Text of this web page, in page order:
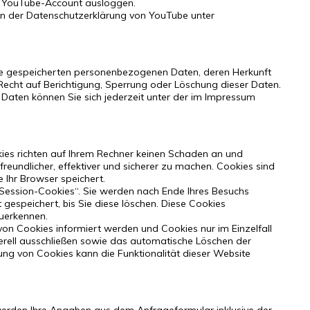
Account ausloggen.
Datenschutzerklärung von YouTube unter
personenbezogenen Daten, deren Herkunft
auf Berichtigung, Sperrung oder Löschung dieser Daten.
können Sie sich jederzeit unter der im Impressum
richten auf Ihrem Rechner keinen Schaden an und
effektiver und sicherer zu machen. Cookies sind
Ihr Browser speichert.
Cookies“. Sie werden nach Ende Ihres Besuchs
bis Sie diese löschen. Diese Cookies
Cookies informiert werden und Cookies nur im Einzelfall
ausschließen sowie das automatische Löschen der
von Cookies kann die Funktionalität dieser Website